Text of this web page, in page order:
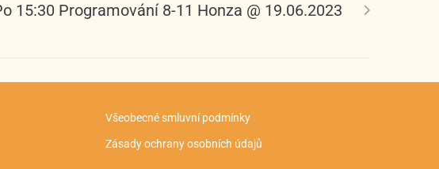
15:30 Programování 8-11 Honza @ 19.06.2023
Všeobecné smluvní podmínky
Zásady ochrany osobních údajů